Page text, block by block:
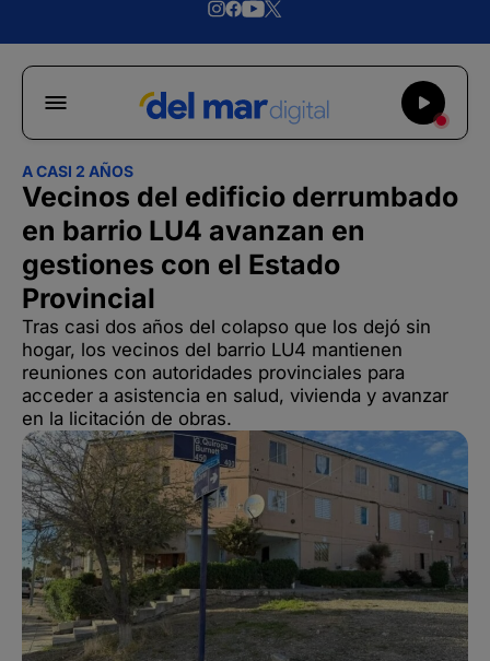
A CASI 2 AÑOS
Vecinos del edificio derrumbado
en barrio LU4 avanzan en
gestiones con el Estado
Provincial
Tras casi dos años del colapso que los dejó sin
hogar, los vecinos del barrio LU4 mantienen
reuniones con autoridades provinciales para
acceder a asistencia en salud, vivienda y avanzar
en la licitación de obras.